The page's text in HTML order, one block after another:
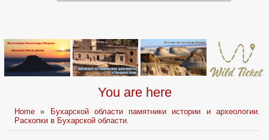
You are here
Home »
Бухарской области памятники истории и археологии.
Раскопки в Бухарской области.